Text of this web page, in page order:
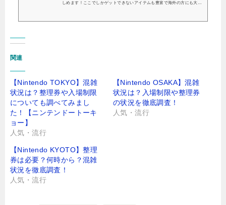
しめます！ここでしかゲットできないアイテムも豊富で海外の方にも大人
関連
【Nintendo TOKYO】混雑
状況は？整理券や入場制限
についても調べてみまし
た！【ニンテンドートーキ
ョー】
人気・流行
【Nintendo OSAKA】混雑
状況は？入場制限や整理券
の状況を徹底調査！
人気・流行
【Nintendo KYOTO】整理
券は必要？何時から？混雑
状況を徹底調査！
人気・流行